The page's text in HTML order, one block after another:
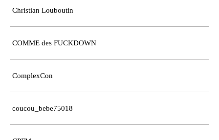
Christian Louboutin
COMME des FUCKDOWN
ComplexCon
coucou_bebe75018